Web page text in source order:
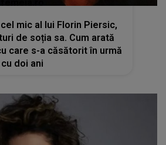
mic al lui Florin Piersic,
de soția sa. Cum arată
care s-a căsătorit în urmă
cu doi ani